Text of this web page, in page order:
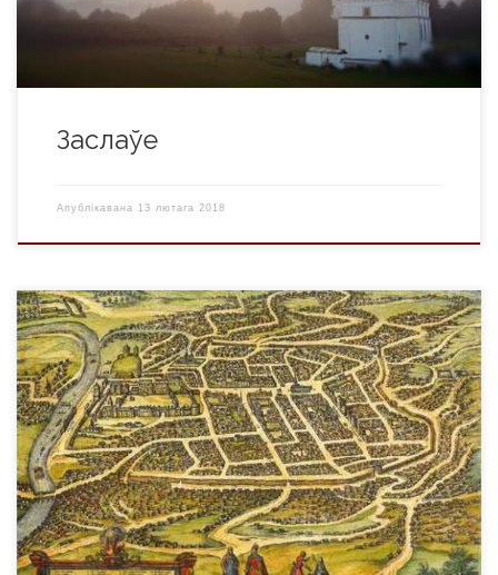
Варыянты назвы горада […]
Заслаўе
Апублікавана 13 лютага 2018
Крывы горад Летувіскія гісторыкі трымаюцца думкі, нібыта
Вільню заснаваў вялікі князь Гедзімін. Гэта не болей як
прыгожая легенда, якая не вытрымлівае праверкі
гістарычнымі фактамі. Ужо ў XI ст. на месцы сучаснай
Вільні існавала заснаванае крывічамі гарадское паселішча,
што першапачаткова называлася Крывым горадам.
Славянскае паходжанне меў і пазнейшы назоў – ад ракі […]